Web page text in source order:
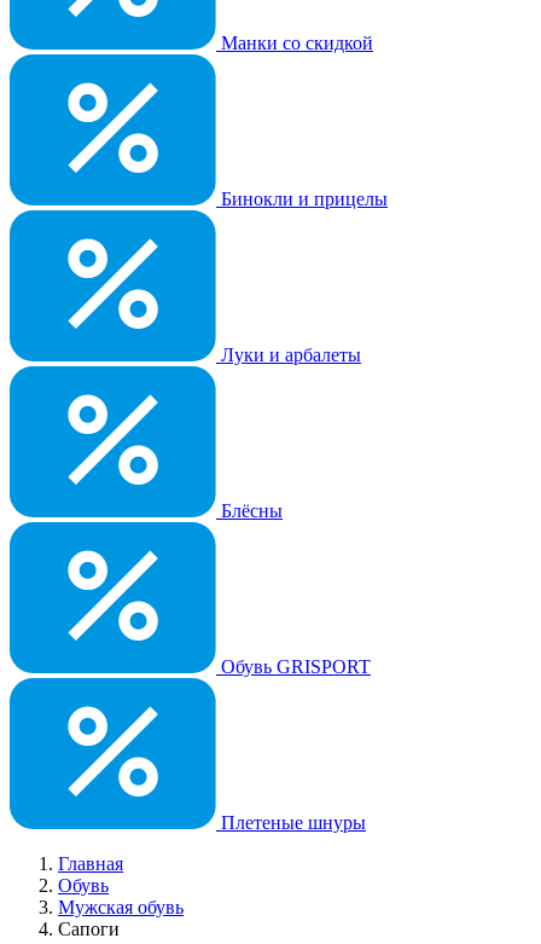
Манки со скидкой
Бинокли и прицелы
Луки и арбалеты
Блёсны
Обувь GRISPORT
Плетеные шнуры
Главная
Обувь
Мужская обувь
Сапоги